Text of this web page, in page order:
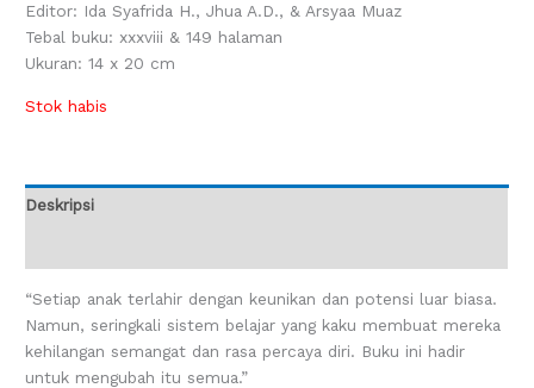
Editor: Ida Syafrida H., Jhua A.D., & Arsyaa Muaz
Tebal buku: xxxviii & 149 halaman
Ukuran: 14 x 20 cm
Stok habis
Deskripsi
“Setiap anak terlahir dengan keunikan dan potensi luar biasa.
Namun, seringkali sistem belajar yang kaku membuat mereka
kehilangan semangat dan rasa percaya diri. Buku ini hadir
untuk mengubah itu semua.”